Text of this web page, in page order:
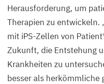
Herausforderung, um
Therapien zu entwickeln.
mit iPS-Zellen von
Zukunft, die Entstehung
Krankheiten zu
besser als herkömmliche